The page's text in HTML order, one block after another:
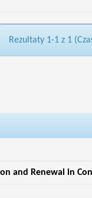
Rezultaty 1-1 z 1
and Renewal in